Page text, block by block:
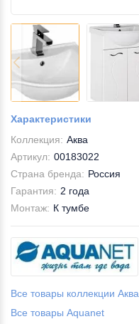
Характеристики
Коллекция: Аква
Артикул: 00183022
Страна бренда: Россия
Гарантия: 2 года
Монтаж: К тумбе
Все товары коллекции Аква
Все товары Aquanet